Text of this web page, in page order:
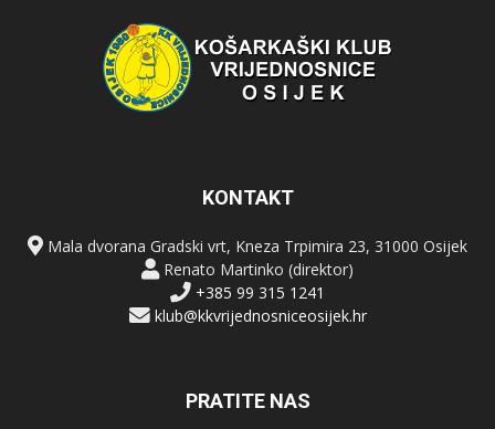
KONTAKT
Mala dvorana Gradski vrt, Kneza Trpimira 23, 31000 Osijek
Renato Martinko (direktor)
+385 99 315 1241
klub@kkvrijednosniceosijek.hr
PRATITE NAS